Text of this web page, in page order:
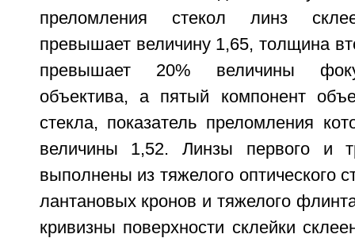
преломления стекол линз
превышает величину 1,65, толщина
превышает 20% величины
объектива, а пятый компонент
стекла, показатель преломления
величины 1,52. Линзы первого и
выполнены из тяжелого оптического
лантановых кронов и тяжелого
кривизны поверхности склейки